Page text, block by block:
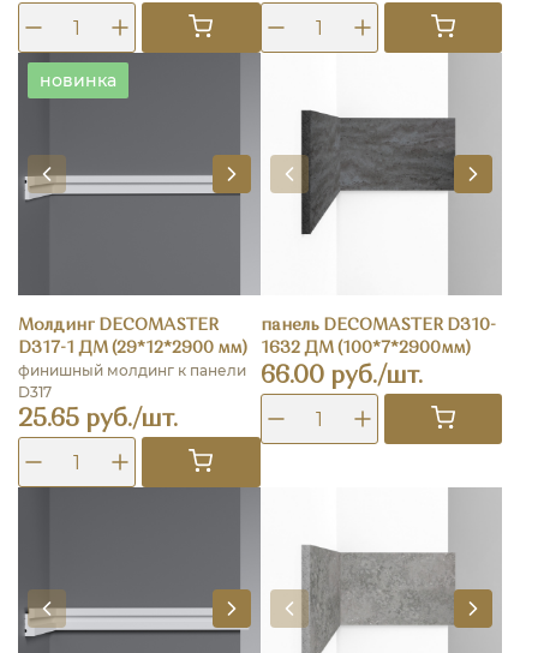
новинка
Молдинг DECOMASTER
D317-1 ДМ (29*12*2900 мм)
финишный молдинг к панели
D317
25.65 руб./шт.
панель DECOMASTER D310-
1632 ДМ (100*7*2900мм)
66.00 руб./шт.